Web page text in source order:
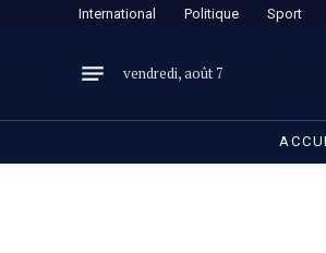
International Politique Sport
vendredi, août 7